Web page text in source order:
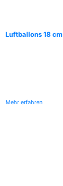
Luftballons 18
Mehr erfahren